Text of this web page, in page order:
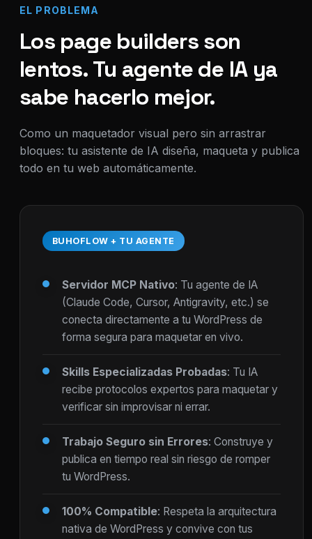
EL PROBLEMA
Los page builders son
lentos. Tu agente de IA ya
sabe hacerlo mejor.
Como un maquetador visual pero sin arrastrar
bloques: tu asistente de IA diseña, maqueta y publica
todo en tu web automáticamente.
BUHOFLOW + TU AGENTE
Servidor MCP Nativo: Tu agente de IA
(Claude Code, Cursor, Antigravity, etc.) se
conecta directamente a tu WordPress de
forma segura para maquetar en vivo.
Skills Especializadas Probadas: Tu IA
recibe protocolos expertos para maquetar y
verificar sin improvisar ni errar.
Trabajo Seguro sin Errores: Construye y
publica en tiempo real sin riesgo de romper
tu WordPress.
100% Compatible: Respeta la arquitectura
nativa de WordPress y convive con tus